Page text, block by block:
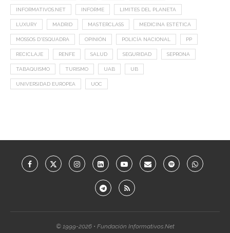
INFORMATIVOS.NET INFORME LIMITES DEL PLANETA
LUXURY MADRID MASTERCLASS MEDICINA ESTÉTICA
MOSSOS D'ESQUADRA OPINIÓN POLICÍA NACIONAL PP
RECICLAJE RENFE SALUD SEGURIDAD SEPRONA
TABAQUISMO TURISMO UAB UB
UNIVERSIDAD EUROPEA UOC
© 1999-2026 • Fundación Informativos.Net